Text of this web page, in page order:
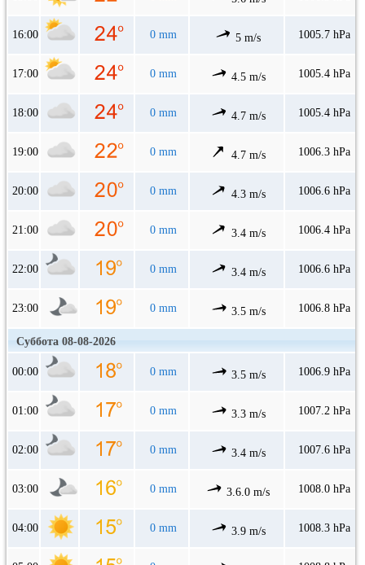
16:00 0 mm 5 m/s 1005.7 hPa
17:00 0 mm 4.5 m/s 1005.4 hPa
18:00 0 mm 4.7 m/s 1005.4 hPa
19:00 0 mm 4.7 m/s 1006.3 hPa
20:00 0 mm 4.3 m/s 1006.6 hPa
21:00 0 mm 3.4 m/s 1006.4 hPa
22:00 0 mm 3.4 m/s 1006.6 hPa
23:00 0 mm 3.5 m/s 1006.8 hPa
Суббота 08-08-2026
00:00 0 mm 3.5 m/s 1006.9 hPa
01:00 0 mm 3.3 m/s 1007.2 hPa
02:00 0 mm 3.4 m/s 1007.6 hPa
03:00 0 mm 3.6.0 m/s 1008.0 hPa
04:00 0 mm 3.9 m/s 1008.3 hPa